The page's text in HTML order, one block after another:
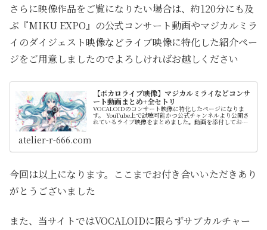
さらに映像作品をご覧になりたい場合は、約120分にも及
ぶ『MIKU EXPO』の公式コンサート動画やマジカルミラ
イのダイジェスト映像などライブ映像に特化した紹介ペー
ジをご用意しましたのでよろしければお越しください
【ボカロライブ映像】マジカルミライなどコンサ
ート動画まとめ+全セトリ
VOCALOIDのコンサート映像に特化したページになりま
す。 YouTube上で試聴可能かつ公式チャンネルより公開さ
れているライブ映像をまとめました。動画を添付しており
atelier-r-666.com
今回は以上になります。ここまでお付き合いいただきあり
がとうございました
また、当サイトではVOCALOIDに限らずサブカルチャー